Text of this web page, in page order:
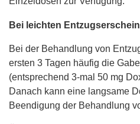
Bei leichten
Bei der Behandlung von
ersten 3 Tagen häufig die
(entsprechend 3-mal 50 mg
Danach kann eine langsame
Beendigung der Behandlung